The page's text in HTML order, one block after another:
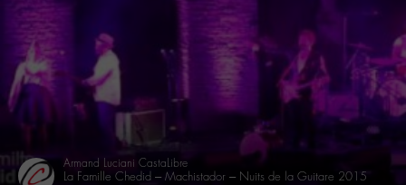
Armand Luciani CastaLibre
La Famille Chedid – Machistador – Nuits de la Guitare 2015